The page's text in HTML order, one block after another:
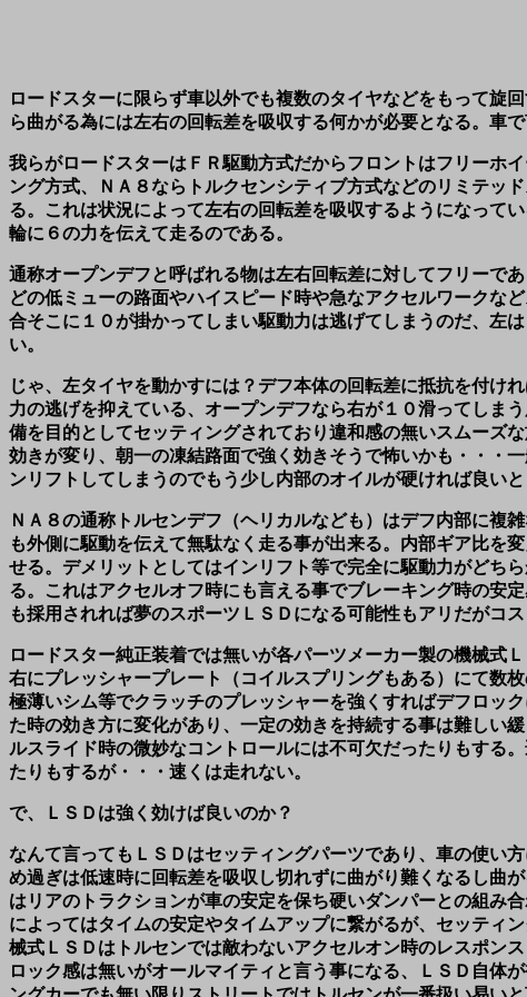
ロードスターに限らず車以外でも複数のタイヤなどをもって旋
ら曲がる為には左右の回転差を吸収する何かが必要となる。車
我らがロードスターはＦＲ駆動方式だからフロントはフリーホ
ング方式、ＮＡ８ならトルクセンシティブ方式などのリミテッ
る。これは状況によって左右の回転差を吸収するようになって
輪に６の力を伝えて走るのである。
通称オープンデフと呼ばれる物は左右回転差に対してフリーで
どの低ミューの路面やハイスピード時や急なアクセルワークな
合そこに１０が掛かってしまい駆動力は逃げてしまうのだ、左
い。
じゃ、左タイヤを動かすには？デフ本体の回転差に抵抗を付け
力の逃げを抑えている、オープンデフなら右が１０滑ってしま
備を目的としてセッティングされており違和感の無いスムーズ
効きが変り、朝一の凍結路面で強く効きそうで怖いかも・・・
ンリフトしてしまうのでもう少し内部のオイルが硬ければ良い
ＮＡ８の通称トルセンデフ（ヘリカルなども）はデフ内部に複
も外側に駆動を伝えて無駄なく走る事が出来る。内部ギア比を
せる。デメリットとしてはインリフト等で完全に駆動力がどち
る。これはアクセルオフ時にも言える事でブレーキング時の安
も採用されれば夢のスポーツＬＳＤになる可能性もアリだがコス
ロードスター純正装着では無いが各パーツメーカー製の機械式
右にプレッシャープレート（コイルスプリングもある）にて数
極薄いシム等でクラッチのプレッシャーを強くすればデフロッ
た時の効き方に変化があり、一定の効きを持続する事は難しい
ルスライド時の微妙なコントロールには不可欠だったりもする
たりもするが・・・速くは走れない。
で、ＬＳＤは強く効けば良いのか？
なんて言ってもＬＳＤはセッティングパーツであり、車の使い
め過ぎは低速時に回転差を吸収し切れずに曲がり難くなるし曲
はリアのトラクションが車の安定を保ち硬いダンパーとの組み
によってはタイムの安定やタイムアップに繋がるが、セッティ
械式ＬＳＤはトルセンでは敵わないアクセルオン時のレスポン
ロック感は無いがオールマイティと言う事になる、ＬＳＤ自体